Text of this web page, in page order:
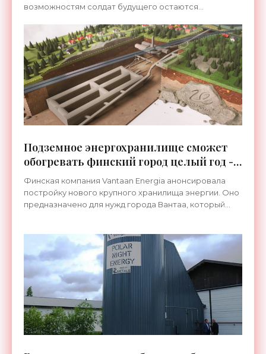
возможностям солдат будущего остаются
несколько десятков килограмм
Подземное энергохранилище сможет
обогревать финский город целый год -
«Технологии»
Финская компания Vantaan Energia анонсировала
постройку нового крупного хранилища энергии. Оно
предназначено для нужд города Вантаа, который